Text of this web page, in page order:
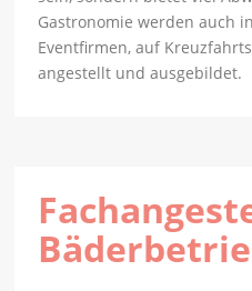
Gastronomie werden auch
Eventfirmen, auf
angestellt und ausgebildet.